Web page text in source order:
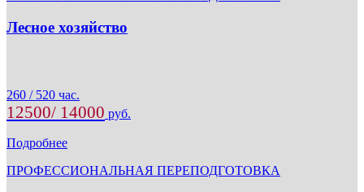
Лесное хозяйство
260 / 520 час.
12500/ 14000 руб.
Подробнее
ПРОФЕССИОНАЛЬНАЯ ПЕРЕПОДГОТОВКА